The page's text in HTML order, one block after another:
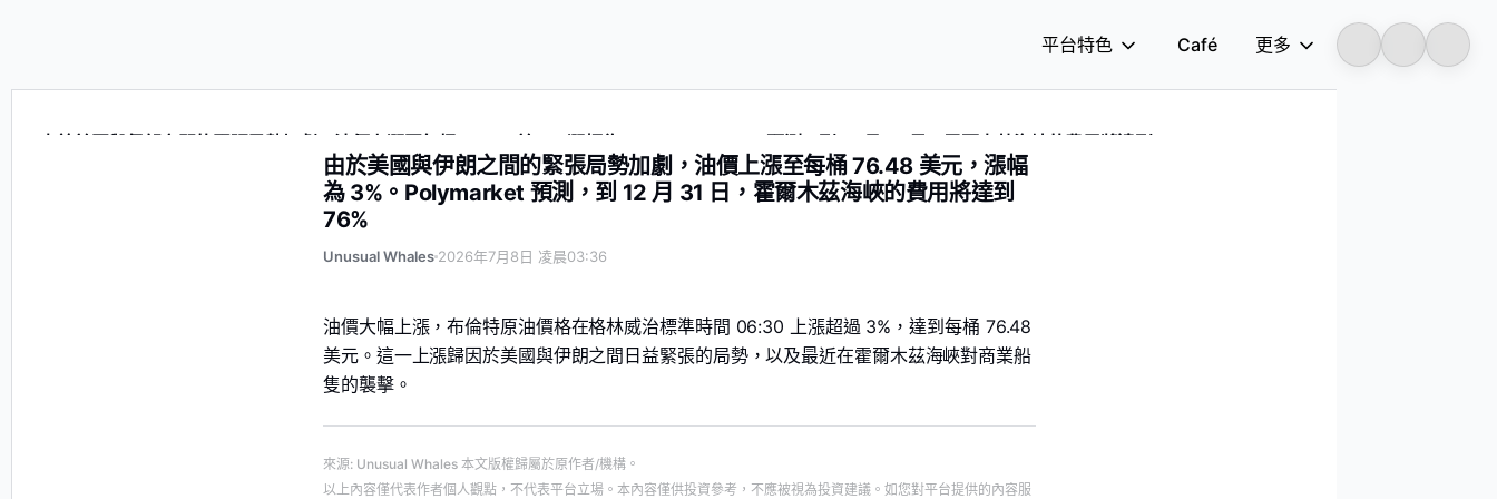
平台特色 Café 更多
由於美國與伊朗之間的緊張局勢加劇，油價上漲至每桶 76.48 美元，漲幅為 3%。Polymarket 預測，到 12 月 31 日，霍爾木茲海峽的費用將達到 76%
由於美國與伊朗之間的緊張局勢加劇，油價上漲至每桶 76.48 美元，漲幅
為 3%。Polymarket 預測，到 12 月 31 日，霍爾木茲海峽的費用將達到
76%
Unusual Whales 2026年7月8日 凌晨03:36
油價大幅上漲，布倫特原油價格在格林威治標準時間 06:30 上漲超過 3%，達到每桶 76.48
美元。這一上漲歸因於美國與伊朗之間日益緊張的局勢，以及最近在霍爾木茲海峽對商業船
隻的襲擊。
來源: Unusual Whales 本文版權歸屬於原作者/機構。
以上內容僅代表作者個人觀點，不代表平台立場。本內容僅供投資參考，不應被視為投資建議。如您對平台提供的內容服